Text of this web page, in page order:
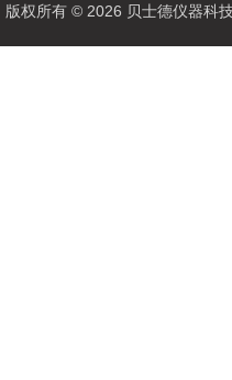
版权所有 © 2026 贝士德仪器